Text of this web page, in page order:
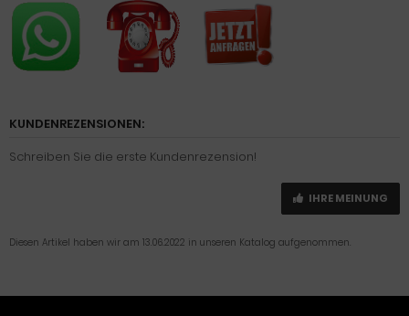
KUNDENREZENSIONEN:
Schreiben Sie die erste Kundenrezension!
IHRE MEINUNG
Diesen Artikel haben wir am 13.06.2022 in unseren Katalog aufgenommen.